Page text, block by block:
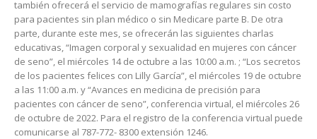
también ofrecerá el servicio de mamografías regulares sin costo
para pacientes sin plan médico o sin Medicare parte B. De otra
parte, durante este mes, se ofrecerán las siguientes charlas
educativas, “Imagen corporal y sexualidad en mujeres con cáncer
de seno”, el miércoles 14 de octubre a las 10:00 a.m. ; “Los secretos
de los pacientes felices con Lilly García”, el miércoles 19 de octubre
a las 11:00 a.m. y “Avances en medicina de precisión para
pacientes con cáncer de seno”, conferencia virtual, el miércoles 26
de octubre de 2022. Para el registro de la conferencia virtual puede
comunicarse al 787-772- 8300 extensión 1246.